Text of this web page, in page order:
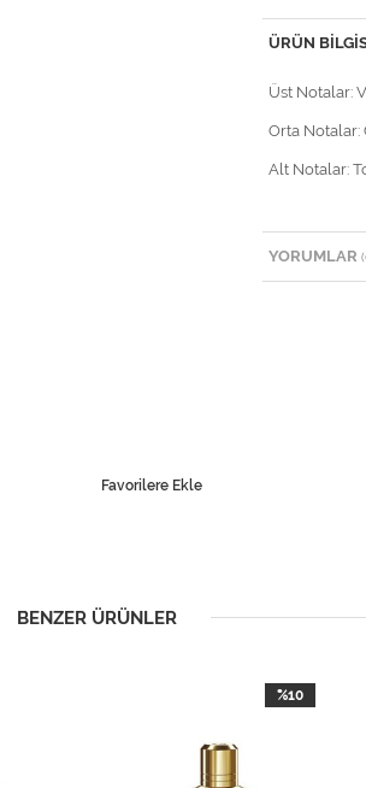
Favorilere Ekle
ÜRÜN
Üst Notalar:
Orta Notalar:
Alt Notalar:
YORUMLAR
BENZER ÜRÜNLER
%10